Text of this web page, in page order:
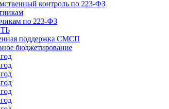
контроль по 223-ФЗ
по 223-ФЗ
поддержка СМСП
бюджетирование